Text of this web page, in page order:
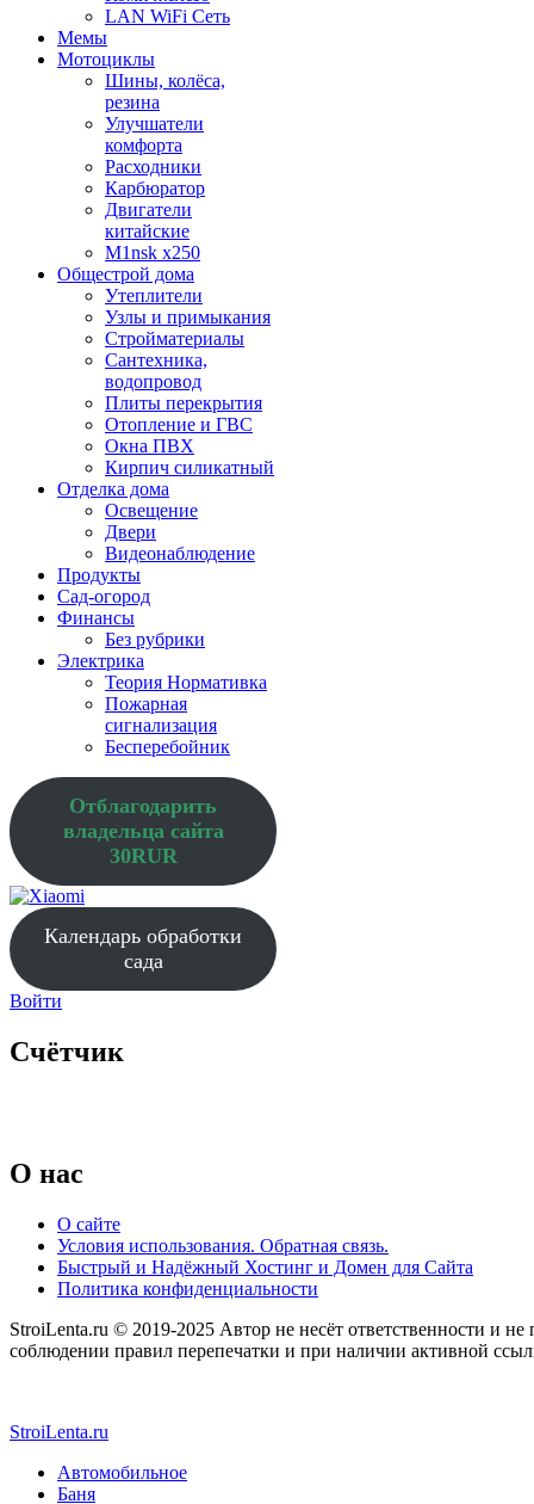
LAN WiFi Сеть
Мемы
Мотоциклы
Шины, колёса,
резина
Улучшатели
комфорта
Расходники
Карбюратор
Двигатели
китайские
M1nsk x250
Общестрой дома
Утеплители
Узлы и примыкания
Стройматериалы
Сантехника,
водопровод
Плиты перекрытия
Отопление и ГВС
Окна ПВХ
Кирпич силикатный
Отделка дома
Освещение
Двери
Видеонаблюдение
Продукты
Сад-огород
Финансы
Без рубрики
Электрика
Теория Нормативка
Пожарная
сигнализация
Бесперебойник
Отблагодарить
владельца сайта
30RUR
Календарь обработки
сада
Войти
Счётчик
O нас
О сайте
Условия использования. Обратная связь.
Быстрый и Надёжный Хостинг и Домен для Сайта
Политика конфиденциальности
StroiLenta.ru © 2019-2025 Автор не несёт ответственности и
соблюдении правил перепечатки и при наличии активной
StroiLenta.ru
Автомобильное
Баня